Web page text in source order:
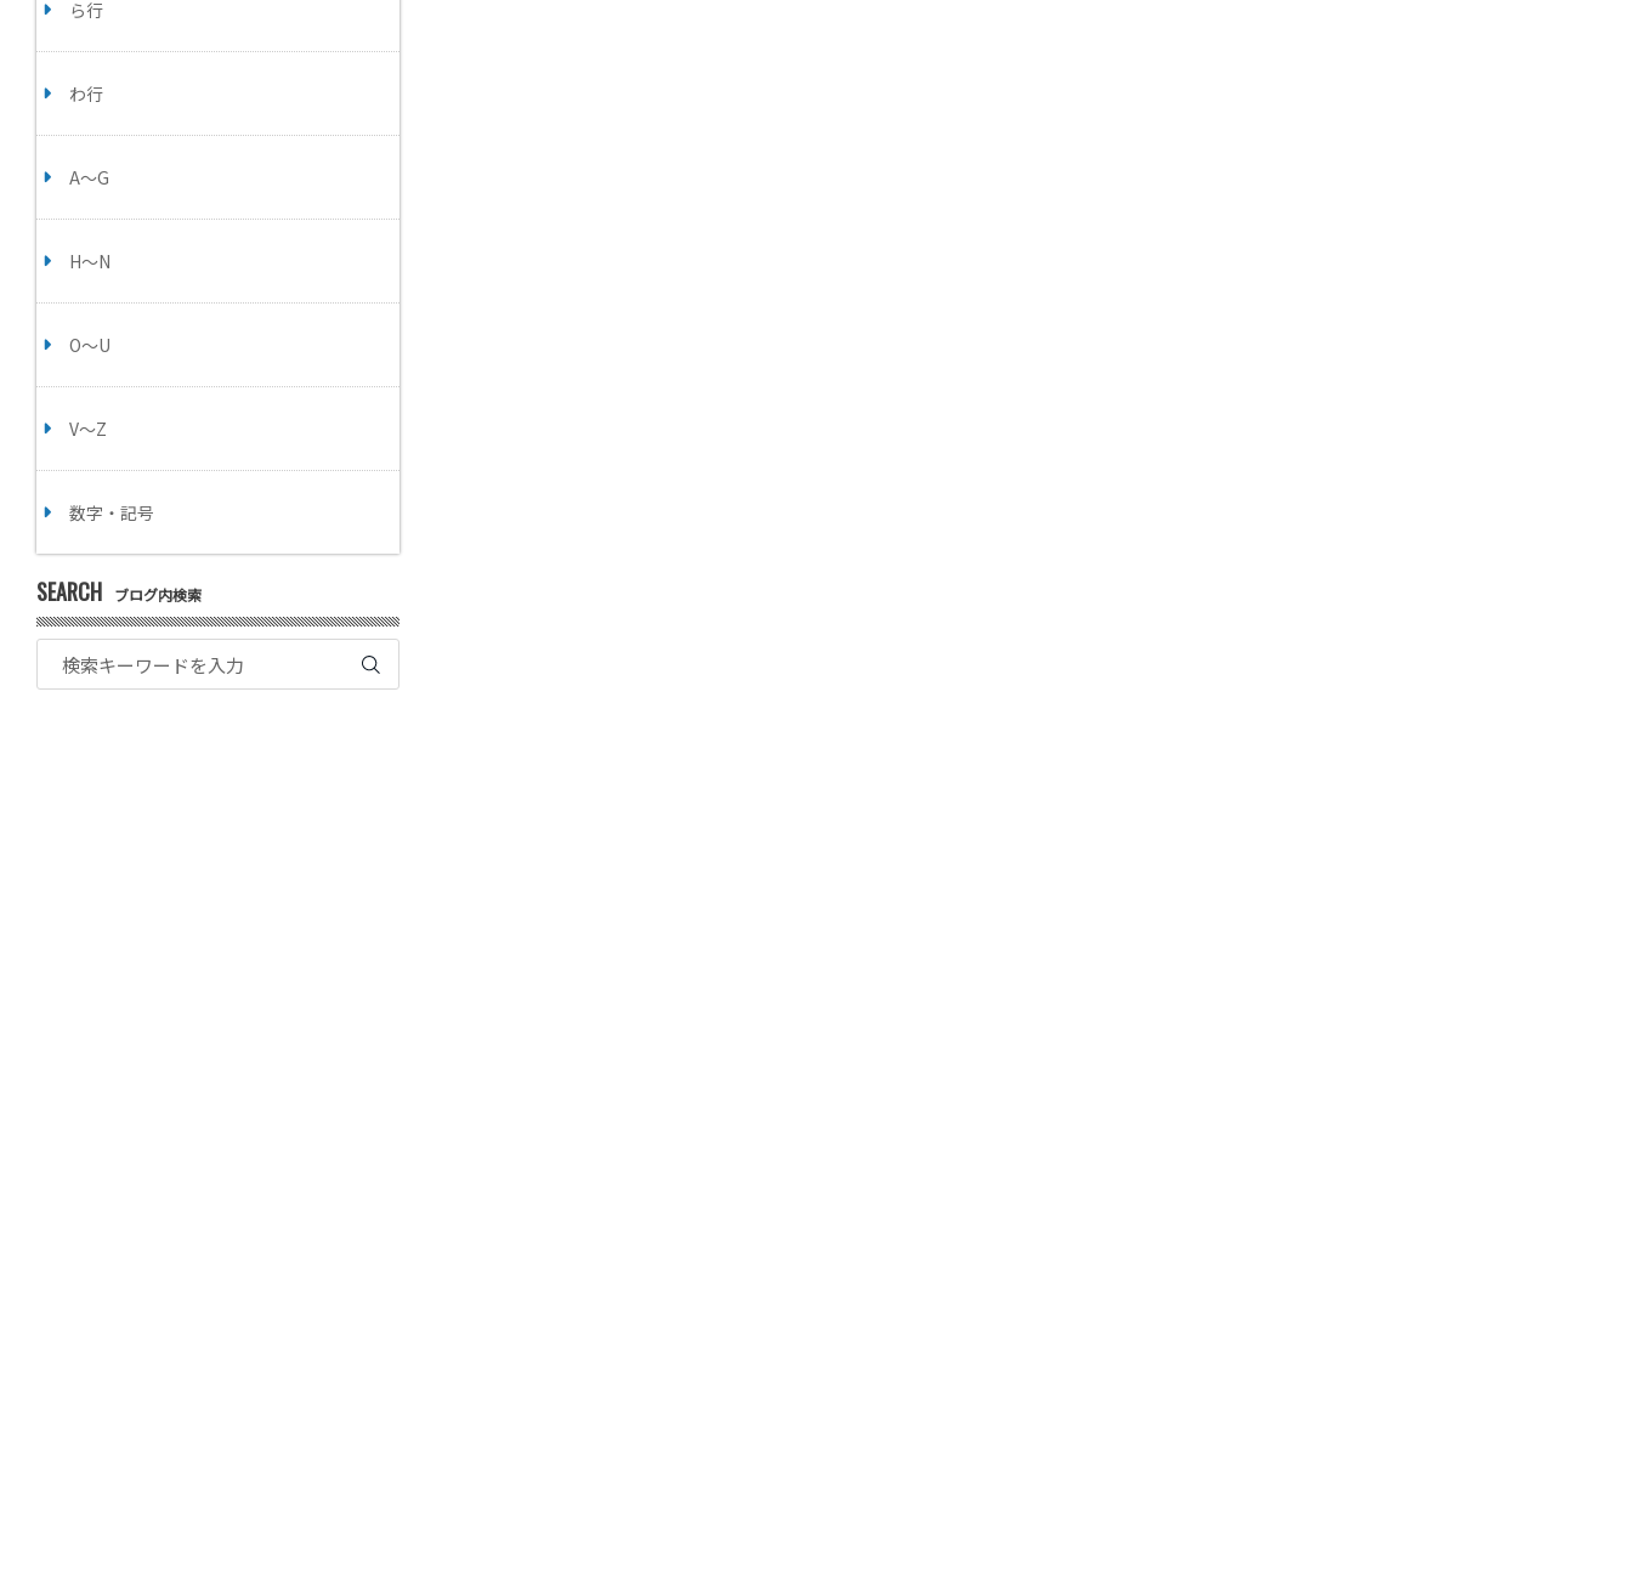
ら行
わ行
A～G
H～N
O～U
V～Z
数字・記号
SEARCH ブログ内検索